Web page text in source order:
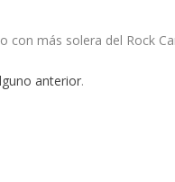
con más solera del Rock
anterior.